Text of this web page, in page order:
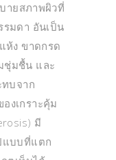
ายสภาพผิวที่
รมดา อันเป็น
ห้ง ขาดกรด
ชุ่มชื้น และ
ทบจาก
งเกราะคุ้ม
มี
แบบที่แตก